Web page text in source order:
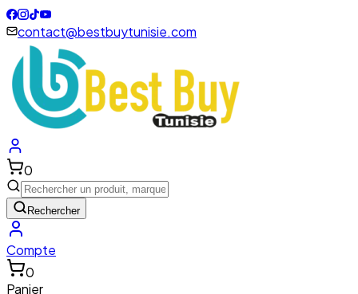
contact@bestbuytunisie.com
0
Rechercher
Compte
0
Panier